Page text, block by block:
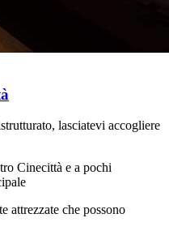
lasciatevi accogliere
Cinecittà e a pochi
attrezzate che possono